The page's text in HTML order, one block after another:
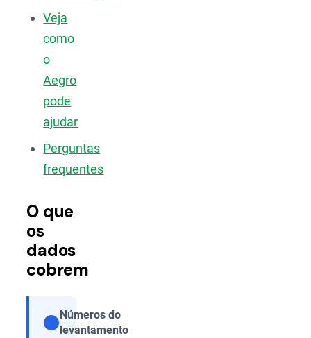
Veja
como
o
Aegro
pode
ajudar
Perguntas
frequentes
O que
os
dados
cobrem
Números do
levantamento